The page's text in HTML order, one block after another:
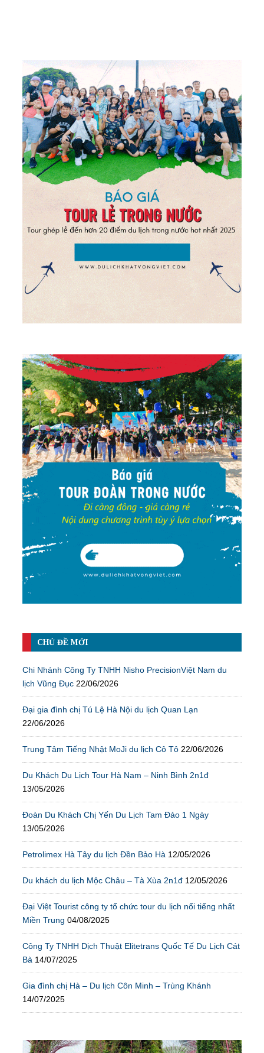
CHỦ ĐỀ MỚI
Chi Nhánh Công Ty TNHH Nisho PrecisionViệt Nam du
lịch Vũng Đục 22/06/2026
Đại gia đình chị Tú Lệ Hà Nội du lịch Quan Lạn
22/06/2026
Trung Tâm Tiếng Nhật MoJi du lịch Cô Tô 22/06/2026
Du Khách Du Lịch Tour Hà Nam – Ninh Bình 2n1đ
13/05/2026
Đoàn Du Khách Chị Yến Du Lịch Tam Đảo 1 Ngày
13/05/2026
Petrolimex Hà Tây du lịch Đền Bảo Hà 12/05/2026
Du khách du lịch Mộc Châu – Tà Xùa 2n1đ 12/05/2026
Đại Việt Tourist công ty tổ chức tour du lịch nổi tiếng nhất
Miền Trung 04/08/2025
Công Ty TNHH Dịch Thuật Elitetrans Quốc Tế Du Lịch Cát
Bà 14/07/2025
Gia đình chị Hà – Du lịch Côn Minh – Trùng Khánh
14/07/2025